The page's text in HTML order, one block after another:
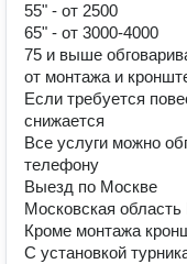
55" - от 2500
65" - от 3000-4000
75 и выше
от монтажа и
Если требуется
снижается
Все услуги можно
телефону
Выезд по Москве
Московская
Кроме монтажа
С установкой